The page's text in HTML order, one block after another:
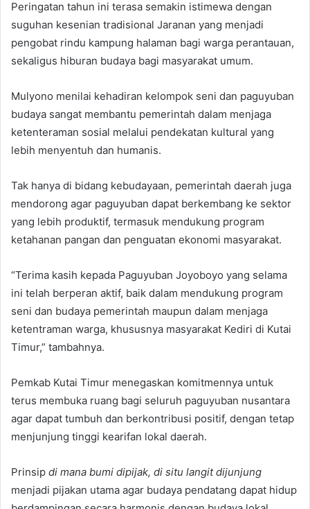
Peringatan tahun ini terasa semakin istimewa dengan
suguhan kesenian tradisional Jaranan yang menjadi
pengobat rindu kampung halaman bagi warga perantauan,
sekaligus hiburan budaya bagi masyarakat umum.
Mulyono menilai kehadiran kelompok seni dan paguyuban
budaya sangat membantu pemerintah dalam menjaga
ketenteraman sosial melalui pendekatan kultural yang
lebih menyentuh dan humanis.
Tak hanya di bidang kebudayaan, pemerintah daerah juga
mendorong agar paguyuban dapat berkembang ke sektor
yang lebih produktif, termasuk mendukung program
ketahanan pangan dan penguatan ekonomi masyarakat.
“Terima kasih kepada Paguyuban Joyoboyo yang selama
ini telah berperan aktif, baik dalam mendukung program
seni dan budaya pemerintah maupun dalam menjaga
ketentraman warga, khususnya masyarakat Kediri di Kutai
Timur,” tambahnya.
Pemkab Kutai Timur menegaskan komitmennya untuk
terus membuka ruang bagi seluruh paguyuban nusantara
agar dapat tumbuh dan berkontribusi positif, dengan tetap
menjunjung tinggi kearifan lokal daerah.
Prinsip di mana bumi dipijak, di situ langit dijunjung
menjadi pijakan utama agar budaya pendatang dapat hidup